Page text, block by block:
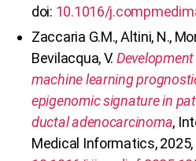
doi: 10.1016/
Zaccaria G.M., Altini, N.,
Bevilacqua, V.
machine learning
epigenomic signature in
ductal adenocarcinoma,
Medical Informatics, 2025,